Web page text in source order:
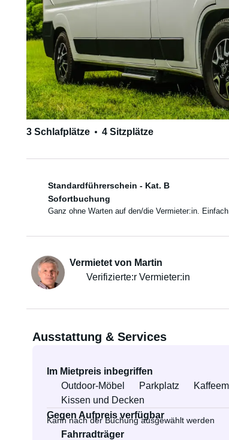
3 Schlafplätze
4 Sitzplätze
Standardführerschein - Kat. B
Sofortbuchung
Ganz ohne Warten auf den/die Vermieter:in.
Vermietet von Martin
Verifizierte:r Vermieter:in
Ausstattung & Services
Im Mietpreis inbegriffen
Outdoor-Möbel
Parkplatz
Kissen und Decken
Gegen Aufpreis verfügbar
Kann nach der Buchung ausgewählt werden
Fahrradträger